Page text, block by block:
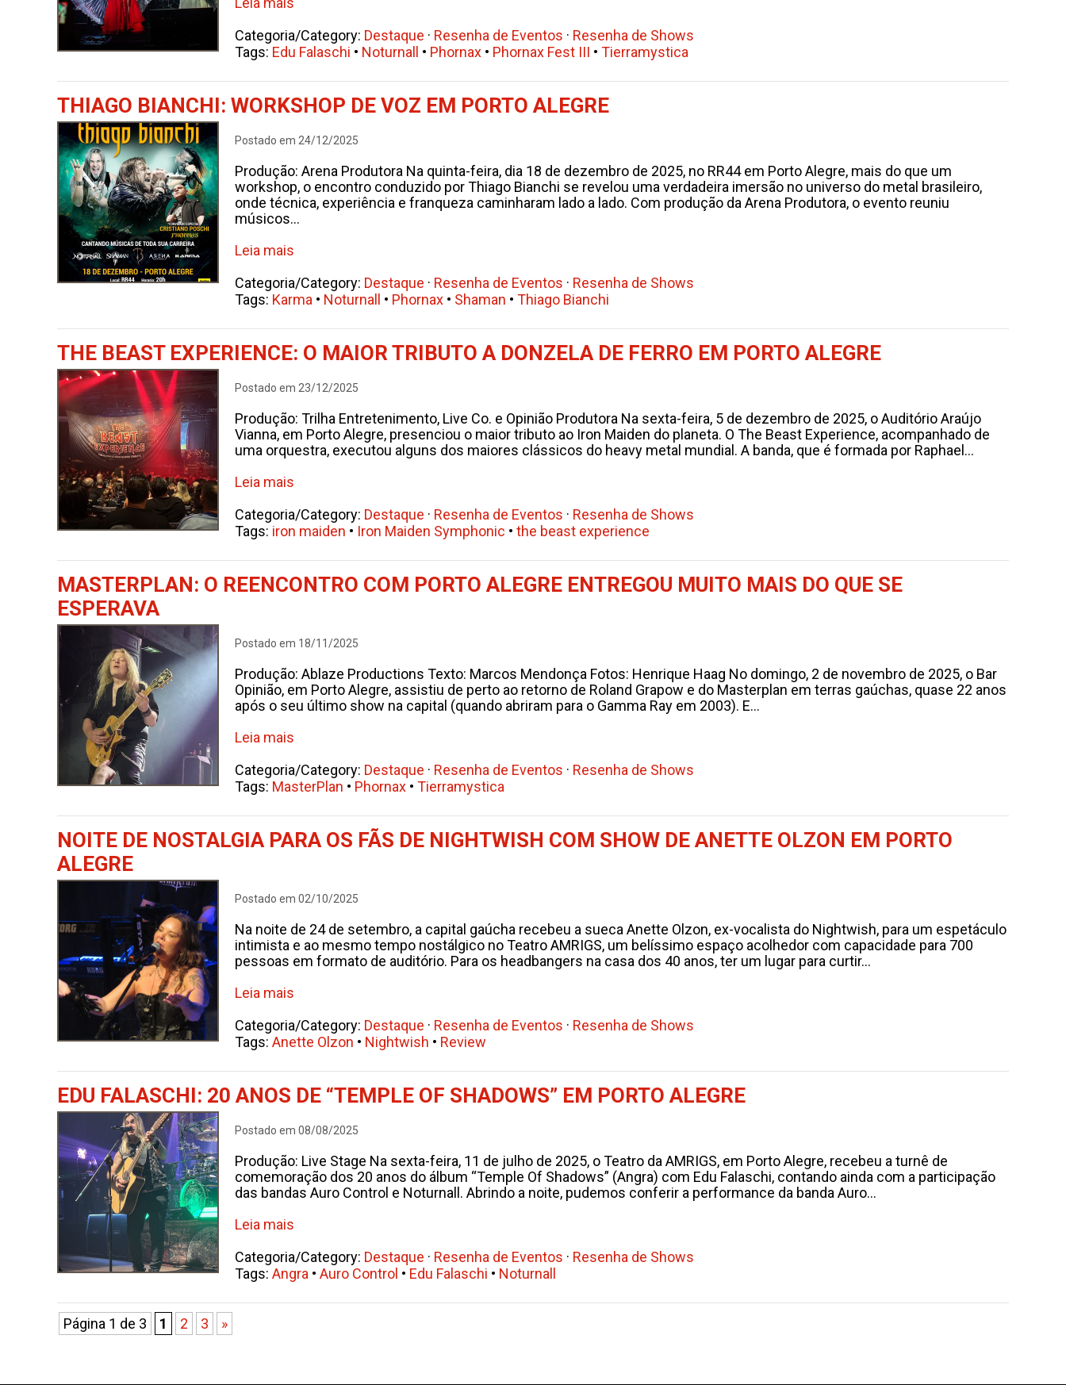
Categoria/Category: Destaque · Resenha de Eventos · Resenha de Shows
Tags: Edu Falaschi • Noturnall • Phornax • Phornax Fest III • Tierramystica
THIAGO BIANCHI: WORKSHOP DE VOZ EM PORTO ALEGRE
Postado em 24/12/2025
Produção: Arena Produtora Na quinta-feira, dia 18 de dezembro de 2025, no RR44 em Porto Alegre, mais do que um
workshop, o encontro conduzido por Thiago Bianchi se revelou uma verdadeira imersão no universo do metal brasileiro,
onde técnica, experiência e franqueza caminharam lado a lado. Com produção da Arena Produtora, o evento reuniu
músicos...
Leia mais
Categoria/Category: Destaque · Resenha de Eventos · Resenha de Shows
Tags: Karma • Noturnall • Phornax • Shaman • Thiago Bianchi
THE BEAST EXPERIENCE: O MAIOR TRIBUTO A DONZELA DE FERRO EM PORTO ALEGRE
Postado em 23/12/2025
Produção: Trilha Entretenimento, Live Co. e Opinião Produtora Na sexta-feira, 5 de dezembro de 2025, o Auditório Araújo
Vianna, em Porto Alegre, presenciou o maior tributo ao Iron Maiden do planeta. O The Beast Experience, acompanhado de
uma orquestra, executou alguns dos maiores clássicos do heavy metal mundial. A banda, que é formada por Raphael...
Leia mais
Categoria/Category: Destaque · Resenha de Eventos · Resenha de Shows
Tags: iron maiden • Iron Maiden Symphonic • the beast experience
MASTERPLAN: O REENCONTRO COM PORTO ALEGRE ENTREGOU MUITO MAIS DO QUE SE
ESPERAVA
Postado em 18/11/2025
Produção: Ablaze Productions Texto: Marcos Mendonça Fotos: Henrique Haag No domingo, 2 de novembro de 2025, o Bar
Opinião, em Porto Alegre, assistiu de perto ao retorno de Roland Grapow e do Masterplan em terras gaúchas, quase 22 anos
após o seu último show na capital (quando abriram para o Gamma Ray em 2003). E...
Leia mais
Categoria/Category: Destaque · Resenha de Eventos · Resenha de Shows
Tags: MasterPlan • Phornax • Tierramystica
NOITE DE NOSTALGIA PARA OS FÃS DE NIGHTWISH COM SHOW DE ANETTE OLZON EM PORTO
ALEGRE
Postado em 02/10/2025
Na noite de 24 de setembro, a capital gaúcha recebeu a sueca Anette Olzon, ex-vocalista do Nightwish, para um espetáculo
intimista e ao mesmo tempo nostálgico no Teatro AMRIGS, um belíssimo espaço acolhedor com capacidade para 700
pessoas em formato de auditório. Para os headbangers na casa dos 40 anos, ter um lugar para curtir...
Leia mais
Categoria/Category: Destaque · Resenha de Eventos · Resenha de Shows
Tags: Anette Olzon • Nightwish • Review
EDU FALASCHI: 20 ANOS DE “TEMPLE OF SHADOWS” EM PORTO ALEGRE
Postado em 08/08/2025
Produção: Live Stage Na sexta-feira, 11 de julho de 2025, o Teatro da AMRIGS, em Porto Alegre, recebeu a turnê de
comemoração dos 20 anos do álbum “Temple Of Shadows” (Angra) com Edu Falaschi, contando ainda com a participação
das bandas Auro Control e Noturnall. Abrindo a noite, pudemos conferir a performance da banda Auro...
Leia mais
Categoria/Category: Destaque · Resenha de Eventos · Resenha de Shows
Tags: Angra • Auro Control • Edu Falaschi • Noturnall
Página 1 de 3 1 2 3 »